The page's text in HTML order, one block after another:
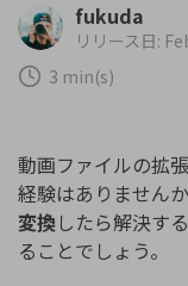
サポート
購入する
検索
fukuda
リリース日:
3 min(s)
動画ファイルの拡
経験はありません
変換したら解決す
ることでしょう。